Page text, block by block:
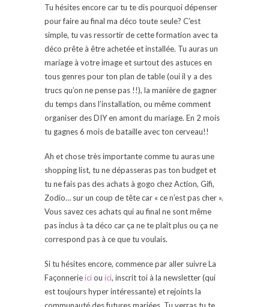
Tu hésites encore car tu te dis pourquoi dépenser
pour faire au final ma déco toute seule? C’est
simple, tu vas ressortir de cette formation avec ta
déco prête à être achetée et installée. Tu auras un
mariage à votre image et surtout des astuces en
tous genres pour ton plan de table (oui il y a des
trucs qu’on ne pense pas !!), la manière de gagner
du temps dans l’installation, ou même comment
organiser des DIY en amont du mariage. En 2 mois
tu gagnes 6 mois de bataille avec ton cerveau!!
Ah et chose très importante comme tu auras une
shopping list, tu ne dépasseras pas ton budget et
tu ne fais pas des achats à gogo chez Action, Gifi,
Zodio… sur un coup de tête car « ce n’est pas cher ».
Vous savez ces achats qui au final ne sont même
pas inclus à ta déco car ça ne te plaît plus ou ça ne
correspond pas à ce que tu voulais.
Si tu hésites encore, commence par aller suivre La
Façonnerieiciou ici, inscrit toi à la newsletter (qui
est toujours hyper intéressante) et rejoints la